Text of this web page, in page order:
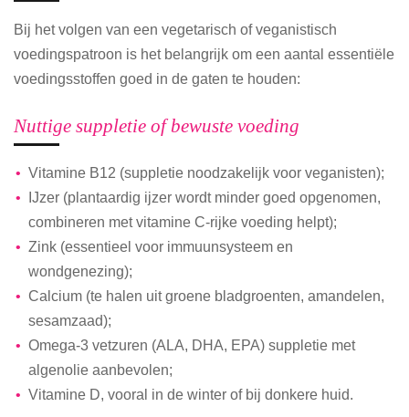
Bij het volgen van een vegetarisch of veganistisch
voedingspatroon is het belangrijk om een aantal essentiële
voedingsstoffen goed in de gaten te houden:
Nuttige suppletie of bewuste voeding
Vitamine B12 (suppletie noodzakelijk voor veganisten);
IJzer (plantaardig ijzer wordt minder goed opgenomen,
combineren met vitamine C-rijke voeding helpt);
Zink (essentieel voor immuunsysteem en
wondgenezing);
Calcium (te halen uit groene bladgroenten, amandelen,
sesamzaad);
Omega-3 vetzuren (ALA, DHA, EPA) suppletie met
algenolie aanbevolen;
Vitamine D, vooral in de winter of bij donkere huid.